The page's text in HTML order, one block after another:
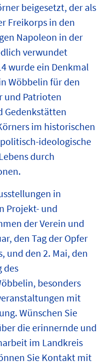
beigesetzt, der als
Freikorps in den
Napoleon in der
verwundet
wurde ein Denkmal
Wöbbelin für den
und Patrioten
Gedenkstätten
im historischen
ideologische
durch
in
Projekt- und
der Verein und
den Tag der Opfer
und den 2. Mai, den
des
besonders
mit
Wünschen Sie
die erinnernde und
im Landkreis
Sie Kontakt mit